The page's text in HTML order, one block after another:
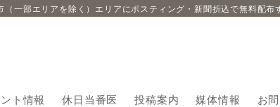
一部エリアを除く）エリアにポスティング・新聞折込で無料配布
ト情報 休日当番医 投稿案内 媒体情報 お